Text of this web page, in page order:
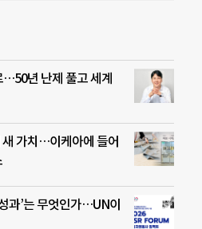
…50년 난제 풀고 세계
가치…이케아에 들어
과’는 무엇인가…UN이